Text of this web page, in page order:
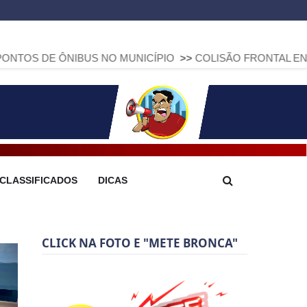
NO MUNICÍPIO >> COLISÃO FRONTAL ENTRE DUAS
CLASSIFICADOS DICAS
CLICK NA FOTO E "METE BRONCA"